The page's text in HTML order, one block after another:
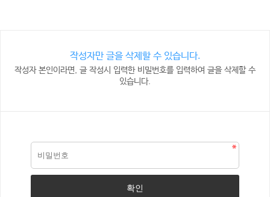
작성자만 글을 삭제할 수 있습니다.
작성자 본인이라면, 글 작성시 입력한 비밀번호를 입력하여 글을 삭제할 수
있습니다.